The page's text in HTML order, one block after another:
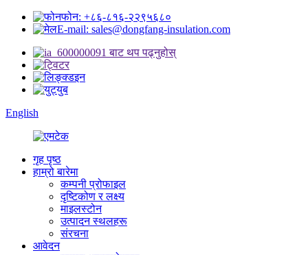
फोन: +८६-८१६-२२९५६८०
E-mail: sales@dongfang-insulation.com
English
गृह पृष्ठ
हाम्रो बारेमा
कम्पनी प्रोफाइल
दृष्टिकोण र लक्ष्य
माइलस्टोन
उत्पादन स्थलहरू
संरचना
आवेदन